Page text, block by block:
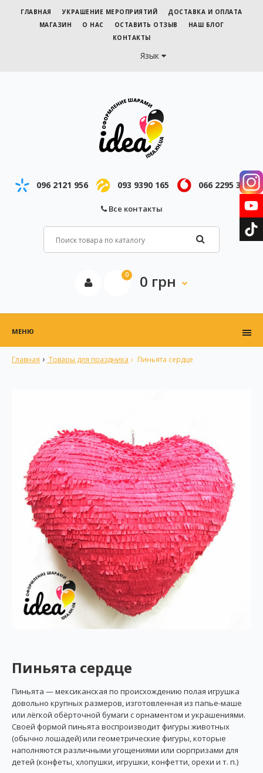
ГЛАВНАЯ УКРАШЕНИЕ МЕРОПРИЯТИЙ
ДОСТАВКА И ОПЛАТА
МАГАЗИН
О НАС ОСТАВИТЬ ОТЗЫВ
НАШ БЛОГ
КОНТАКТЫ
Язык
096 2121 956 093 9390 165 066 2295 343
Все контакты
0 0 грн
МЕНЮ
Главная Товары для праздника Пиньята сердце
Пиньята сердце
Пиньята — мексиканская по происхождению полая игрушка
довольно крупных размеров, изготовленная из папье-маше
или лёгкой обёрточной бумаги с орнаментом и украшениями.
Своей формой пиньята воспроизводит фигуры животных
(обычно лошадей) или геометрические фигуры, которые
наполняются различными угощениями или сюрпризами для
детей (конфеты, хлопушки, игрушки, конфетти, орехи и т. п.)